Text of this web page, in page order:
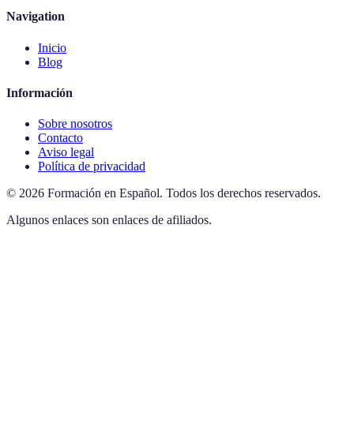
Navigation
Inicio
Blog
Información
Sobre nosotros
Contacto
Aviso legal
Política de privacidad
© 2026 Formación en Español. Todos los derechos reservados.
Algunos enlaces son enlaces de afiliados.